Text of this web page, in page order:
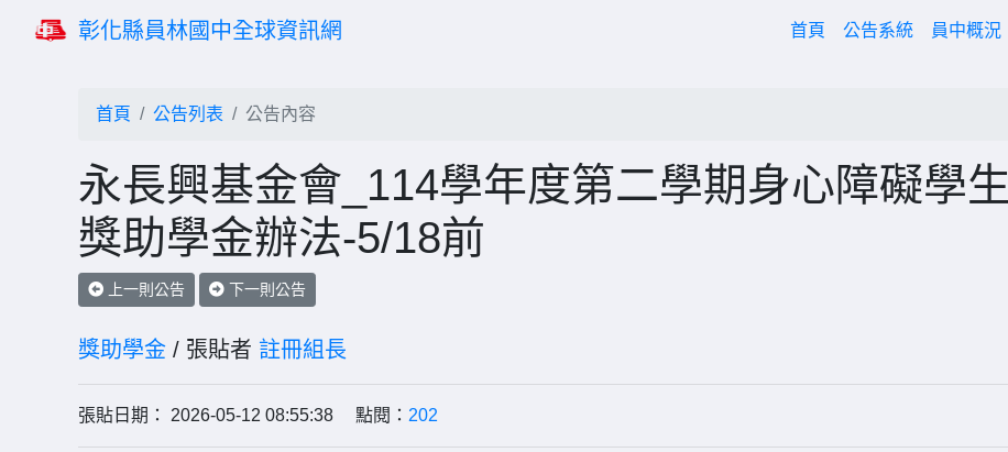
彰化縣員林國中全球資訊網 首頁 (current)
公告系統 員中概況
首頁 公告列表 公告內容
永長興基金會_114學年度第二學期身心障礙學生
獎助學金辦法-5/18前
上一則公告 下一則公告
獎助學金 / 張貼者 註冊組長
張貼日期： 2026-05-12 08:55:38 點閱： 202